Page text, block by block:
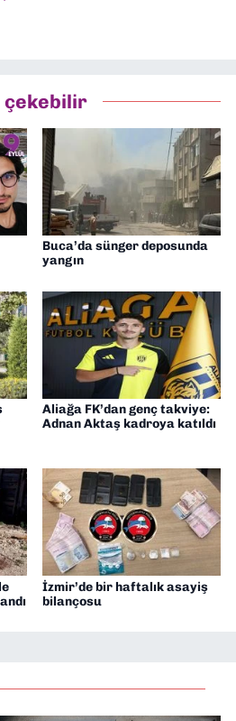
üzerine yüksek lisans eğitimimi
Halen aynı anabilim dalında
olarak görev almaktayım. Hak
dair çalışmalar
çekebilir
Buca’da sünger deposunda
yangın
Aliağa FK’dan genç takviye:
Adnan Aktaş kadroya katıldı
İzmir’de bir haftalık asayiş
bilançosu